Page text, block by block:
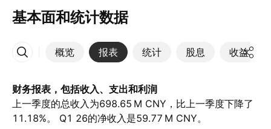
基本面和统计数据
概览 报表 统计 股息 收益
更多
财务报表，包括收入、支出和利润
上一季度的总收入为‪698.65 M‬ CNY，比上一季度下降了
11.18%。 Q1 26的净收入是‪59.77 M‬ CNY。